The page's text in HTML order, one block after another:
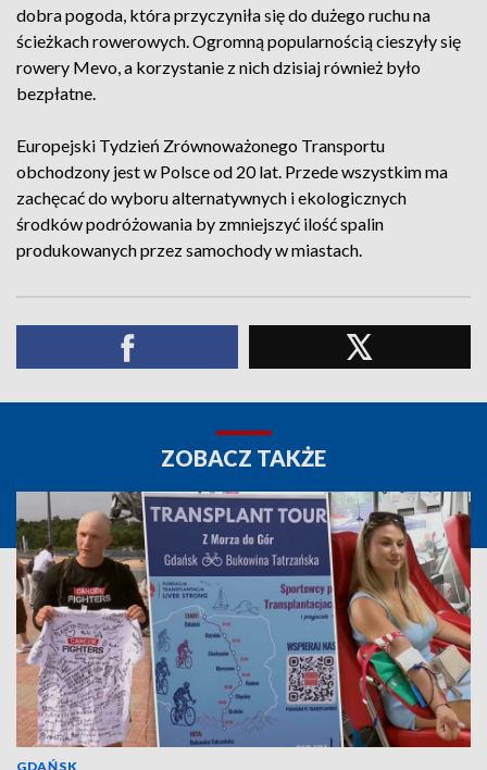
dobra pogoda, która przyczyniła się do dużego ruchu na
ścieżkach rowerowych. Ogromną popularnością cieszyły się
rowery Mevo, a korzystanie z nich dzisiaj również było
bezpłatne.
Europejski Tydzień Zrównoważonego Transportu
obchodzony jest w Polsce od 20 lat. Przede wszystkim ma
zachęcać do wyboru alternatywnych i ekologicznych
środków podróżowania by zmniejszyć ilość spalin
produkowanych przez samochody w miastach.
ZOBACZ TAKŻE
GDAŃSK